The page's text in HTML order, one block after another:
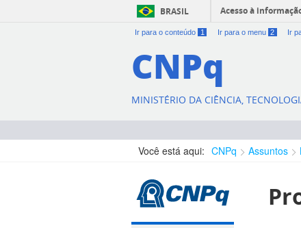
BRASIL Acesso à
Ir para o conteúdo 1 Ir para o menu 2 Ir
CNPq
MINISTÉRIO DA CIÊNCIA,
Você está aqui: CNPq Assuntos